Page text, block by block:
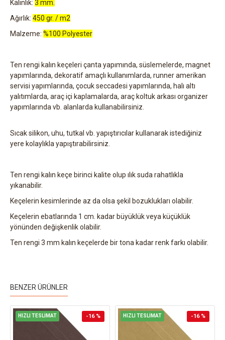
Kalınlık: 3 mm.
Ağırlık: 450 gr. / m2
Malzeme: %100 Polyester
Ten rengi kalın keçeleri çanta yapımında, süslemelerde, magnet
yapımlarında, dekoratif amaçlı kullanımlarda, runner amerikan
servisi yapımlarında, çocuk seccadesi yapımlarında, halı altı
yalıtımlarda, araç içi kaplamalarda, araç koltuk arkası organizer
yapımlarında vb. alanlarda kullanabilirsiniz.
Sıcak silikon, uhu, tutkal vb. yapıştırıcılar kullanarak istediğiniz
yere kolaylıkla yapıştırabilirsiniz.
Ten rengi kalın keçe birinci kalite olup ılık suda rahatlıkla
yıkanabilir.
Keçelerin kesimlerinde az da olsa şekil bozuklukları olabilir.
Keçelerin ebatlarında 1 cm. kadar büyüklük veya küçüklük
yönünden değişkenlik olabilir.
Ten rengi 3 mm kalın keçelerde bir tona kadar renk farkı olabilir.
BENZER ÜRÜNLER
HIZLI TESLİMAT -16 % HIZLI TESLİMAT -16 %